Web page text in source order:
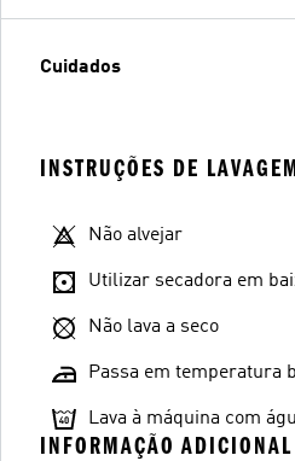
Cuidados
INSTRUÇÕES DE
Não alvejar
Utilizar secadora em
Não lava a seco
Passa em temperatura
Lava à máquina com
INFORMAÇÃO